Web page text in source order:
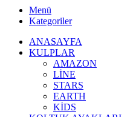
Menü
Kategoriler
ANASAYFA
KULPLAR
AMAZON
LİNE
STARS
EARTH
KİDS